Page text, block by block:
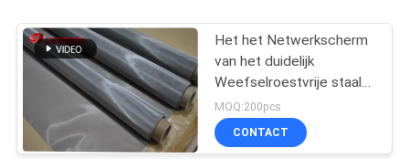
Het het Netwerkscherm
van het duidelijk
Weefselroestvrije staal
voor
Filter/Zeef/Geneesmiddelen
MOQ:200pcs
CONTACT